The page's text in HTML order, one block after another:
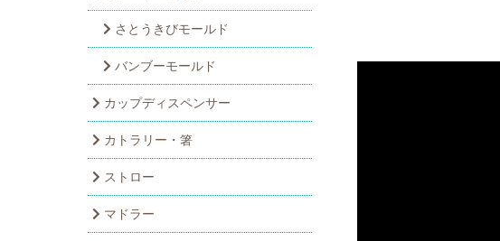
さとうきびモールド
バンブーモールド
カップディスペンサー
カトラリー・箸
ストロー
マドラー